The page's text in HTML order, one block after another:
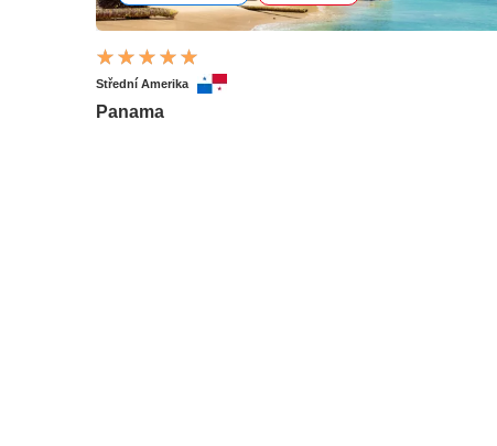
Střední Amerika
Panama